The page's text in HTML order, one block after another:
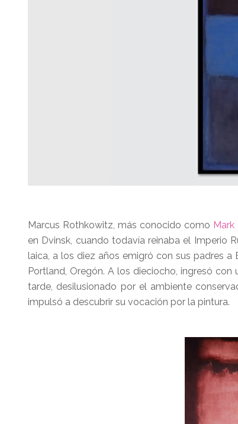
Marcus Rothkowitz, más conocido como Mark
en Dvinsk, cuando todavía reinaba el Imperio
laica, a los diez años emigró con sus padres
Portland, Oregón. A los dieciocho, ingresó
tarde, desilusionado por el ambiente
impulsó a descubrir su vocación por la pintura.